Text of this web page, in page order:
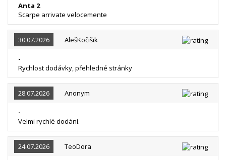
Anta 2
Scarpe arrivate velocemente
30.07.2026 AlešKočišik
-
Rychlost dodávky, přehledné stránky
28.07.2026 Anonym
-
Velmi rychlé dodání.
24.07.2026 TeoDora